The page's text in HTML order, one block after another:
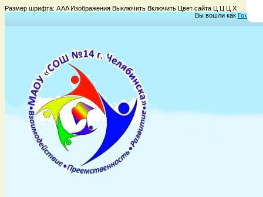
Размер шрифта: AAAИзображения Выключить Включить Цвет сайта Ц Ц Ц Х
Вы вошли как Гость